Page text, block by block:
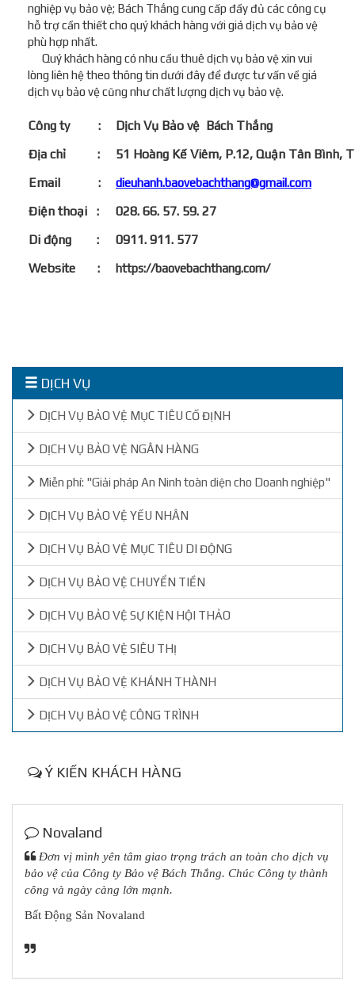
nghiệp vụ bảo vệ; Bách Thắng cung cấp đầy đủ các công cụ
hỗ trợ cần thiết cho quý khách hàng với giá dịch vụ bảo vệ
phù hợp nhất.
Quý khách hàng có nhu cầu thuê dịch vụ bảo vệ xin vui
lòng liên hệ theo thông tin dưới đây để được tư vấn về giá
dịch vụ bảo vệ cũng như chất lượng dịch vụ bảo vệ.
Công ty : Dịch Vụ Bảo vệ Bách Thắng
Địa chỉ :
51 Hoàng Kế Viêm, P.12, Quận Tân Bình,
Email :
dieuhanh.baovebachthang@gmail.com
Điện thoại :
028. 66. 57. 59. 27
Di động :
0911. 911. 577
Website :
https://baovebachthang.com/
DỊCH VỤ
DỊCH VỤ BẢO VỆ MỤC TIÊU CỐ ĐỊNH
DỊCH VỤ BẢO VỆ NGÂN HÀNG
Miễn phí: "Giải pháp An Ninh toàn diện cho Doanh nghiệp"
DỊCH VỤ BẢO VỆ YẾU NHÂN
DỊCH VỤ BẢO VỆ MỤC TIÊU DI ĐỘNG
DỊCH VỤ BẢO VỆ CHUYỂN TIỀN
DỊCH VỤ BẢO VỆ SỰ KIỆN HỘI THẢO
DỊCH VỤ BẢO VỆ SIÊU THỊ
DỊCH VỤ BẢO VỆ KHÁNH THÀNH
DỊCH VỤ BẢO VỆ CÔNG TRÌNH
Ý KIẾN KHÁCH HÀNG
Novaland
Đơn vị mình yên tâm giao trọng trách an toàn cho dịch vụ
bảo vệ của Công ty Bảo vệ Bách Thắng. Chúc Công ty thành
công và ngày càng lớn mạnh.
Bất Động Sản Novaland